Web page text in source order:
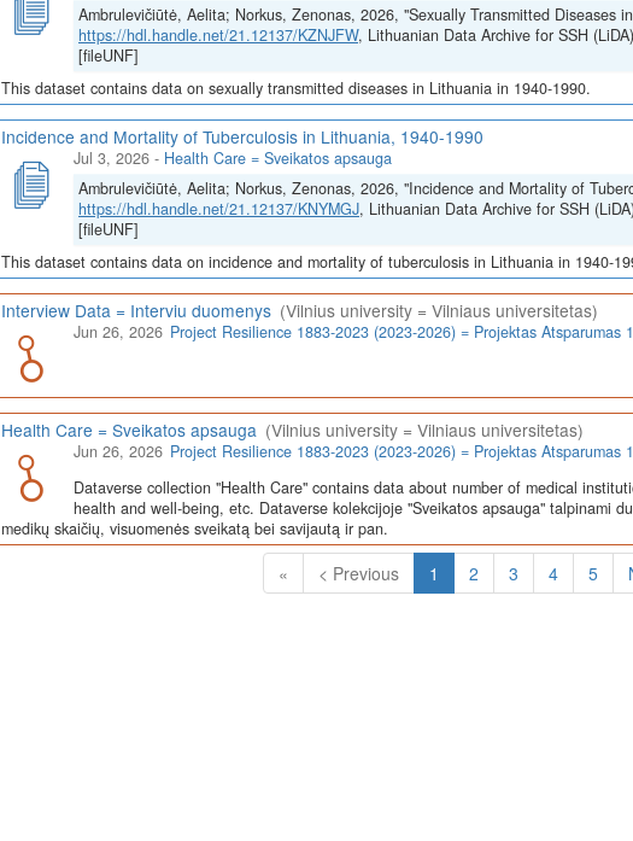
Ambrulevičiūtė, Aelita; Norkus, Zenonas, 2026, "Sexually Transmitted Diseases
https://hdl.handle.net/21.12137/KZNJFW, Lithuanian Data Archive for SSH
[fileUNF]
This dataset contains data on sexually transmitted diseases in Lithuania in 1940-1990.
Incidence and Mortality of Tuberculosis in Lithuania, 1940-1990
Jul 3, 2026 - Health Care = Sveikatos apsauga
Ambrulevičiūtė, Aelita; Norkus, Zenonas, 2026, "Incidence and Mortality of
https://hdl.handle.net/21.12137/KNYMGJ, Lithuanian Data Archive for SSH
[fileUNF]
This dataset contains data on incidence and mortality of tuberculosis in Lithuania in 1940-
Interview Data = Interviu duomenys (Vilnius university = Vilniaus universitetas)
Jun 26, 2026 Project Resilience 1883-2023 (2023-2026) = Projektas Atsparumas
Health Care = Sveikatos apsauga (Vilnius university = Vilniaus universitetas)
Jun 26, 2026 Project Resilience 1883-2023 (2023-2026) = Projektas Atsparumas
Dataverse collection "Health Care" contains data about number of medical
health and well-being, etc. Dataverse kolekcijoje "Sveikatos apsauga" talpinami
medikų skaičių, visuomenės sveikatą bei savijautą ir pan.
« < Previous 1 (Current)
2 3 4 5